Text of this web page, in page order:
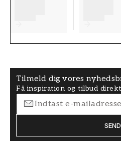
Tilmeld dig vores
Få inspiration og tilbud
SEND